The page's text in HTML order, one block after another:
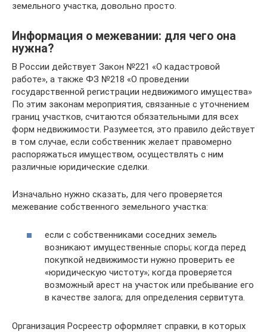
земельного участка, довольно просто.
Информация о межевании: для чего она
нужна?
В России действует Закон №221 «О кадастровой
работе», а также ФЗ №218 «О проведении
государственной регистрации недвижимого имущества»
По этим законам мероприятия, связанные с уточнением
границ участков, считаются обязательными для всех
форм недвижимости. Разумеется, это правило действует
в том случае, если собственник желает правомерно
распоряжаться имуществом, осуществлять с ним
различные юридические сделки.
Изначально нужно сказать, для чего проверяется
межевание собственного земельного участка:
если с собственниками соседних земель
возникают имущественные споры; когда перед
покупкой недвижимости нужно проверить ее
«юридическую чистоту»; когда проверяется
возможный арест на участок или пребывание его
в качестве залога; для определения сервитута.
Организация Росреестр оформляет справки, в которых